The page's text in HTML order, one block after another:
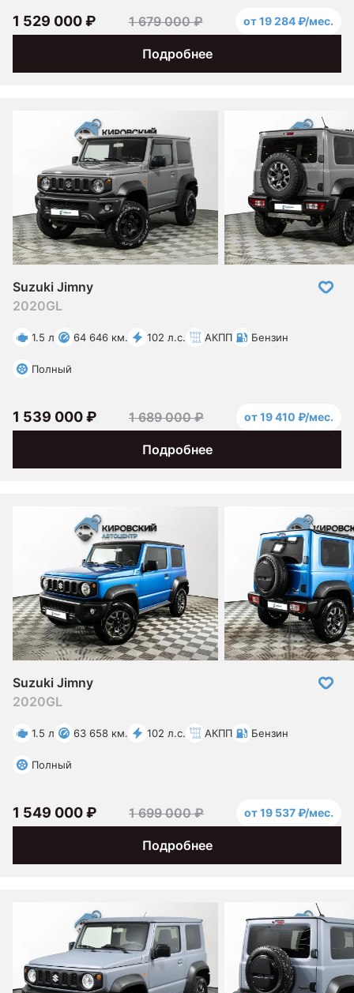
Подробнее
1 529 000 ₽ 1 679 000 ₽ от 19 284 ₽/мес.
Suzuki Jimny
2020GL
1.5 л 64 646 км. 102 л.с. АКПП Бензин
Полный
Подробнее
1 539 000 ₽ 1 689 000 ₽ от 19 410 ₽/мес.
Suzuki Jimny
2020GL
1.5 л 63 658 км. 102 л.с. АКПП Бензин
Полный
Подробнее
1 549 000 ₽ 1 699 000 ₽ от 19 537 ₽/мес.